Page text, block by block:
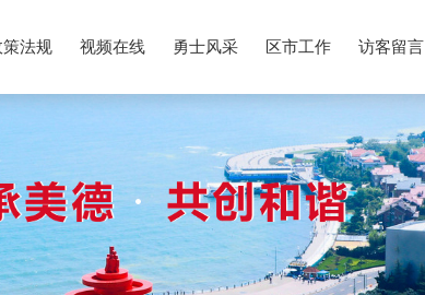
策法规 视频在线 勇士风采 区市工作 访客留言